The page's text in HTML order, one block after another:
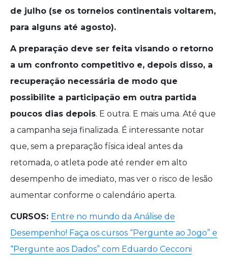
de julho (se os torneios continentais voltarem,
para alguns até agosto).
A preparação deve ser feita visando o retorno
a um confronto competitivo e, depois disso, a
recuperação necessária de modo que
possibilite a participação em outra partida
poucos dias depois. E outra. E mais uma. Até que
a campanha seja finalizada. É interessante notar
que, sem a preparação física ideal antes da
retomada, o atleta pode até render em alto
desempenho de imediato, mas ver o risco de lesão
aumentar conforme o calendário aperta.
CURSOS: Entre no mundo da Análise de
Desempenho! Faça os cursos “Pergunte ao Jogo” e
“Pergunte aos Dados” com Eduardo Cecconi